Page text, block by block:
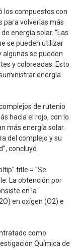
los compuestos con
para volverlas más
energía solar. “Las
se pueden utilizar
algunas se pueden
y coloreadas. Esto
energía
de rutenio
hacia el rojo, con lo
más energía solar.
del complejo y su
concluyó.
title = "Se
La obtención por
en la
en oxígen (O2) e
como
Química de